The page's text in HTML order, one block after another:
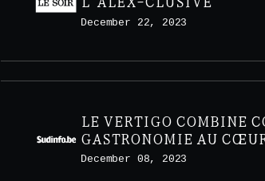
December 22, 2023
LE VERTIGO COMBINE
GASTRONOMIE AU
BRUXELLES
December 08, 2023